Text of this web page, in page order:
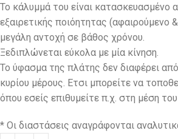
Το κάλυμμά του είναι κατασκευασμένο
εξαιρετικής ποιόητητας (αφαιρούμενο
μεγάλη αντοχή σε βάθος χρόνου.
Ξεδιπλώνεται εύκολα με μία κίνηση.
Το ύφασμα της πλάτης δεν διαφέρει
κυρίου μέρους. Ετσι μπορείτε να
όπου εσείς επιθυμείτε π.χ. στη μέση
* Οι διαστάσεις αναγράφονται